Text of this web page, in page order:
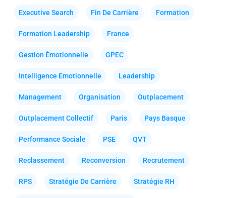
Executive Search Fin De Carrière Formation
Formation Leadership France
Gestion Émotionnelle GPEC
Intelligence Emotionnelle Leadership
Management Organisation Outplacement
Outplacement Collectif Paris Pays Basque
Performance Sociale PSE QVT
Reclassement Reconversion Recrutement
RPS Stratégie De Carrière Stratégie RH